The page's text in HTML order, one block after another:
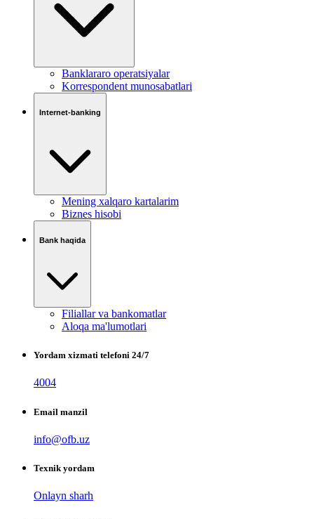
Banklararo operatsiyalar
Korrespondent munosabatlari
Internet-banking
Mening xalqaro kartalarim
Biznes hisobi
Bank haqida
Filiallar va bankomatlar
Aloqa ma'lumotlari
Yordam xizmati telefoni 24/7
4004
Email manzil
info@ofb.uz
Texnik yordam
Onlayn sharh